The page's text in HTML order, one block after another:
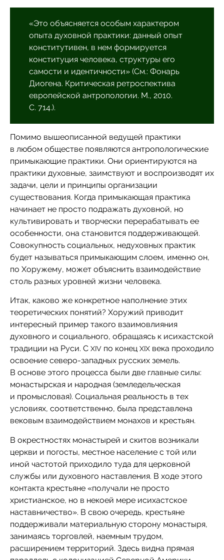
«Это объясняется особым характером
опыта духовной практики: данный опыт
конститутивен, в нем формируется
конституция человека, структуры его
самости и идентичности» (См.: Фонарь
Диогена. Критическая ретроспектива
европейской антропологии. М., 2010.
С. 714.).
Помимо вышеописанной ведущей практики
в любом обществе появляются антропологические
примыкающие практики. Они ориентируются на
практики духовные, заимствуют и воспроизводят их
задачи, цели и принципы организации
существования. Когда примыкающая практика
начинает не просто подражать духовной, но
культивировать и творчески перерабатывать ее
особенности, она становится поддерживающей.
Совокупность социальных, недуховных практик
будет называться примыкающим слоем, именно он,
по Хоружему, может объяснить взаимодействие
столь разных уровней жизни человека.
Итак, каково же конкретное наполнение этих
теоретических понятий? Хоружий приводит
интересный пример такого взаимовлияния
духовного и социального, обращаясь к исихастской
традиции на Руси. С XIV по конец XIX века проходило
освоение северо-западных русских земель.
В основе этого процесса были две главные силы:
монастырская и народная (земледельческая
и промысловая). Социальная реальность в тех
условиях, соответственно, была представлена
вековым взаимодействием монахов и крестьян.
В окрестностях монастырей и скитов возникали
церкви и погосты, местное население с той или
иной частотой приходило туда для церковной
службы или духовного наставления. В ходе этого
контакта крестьяне «получали не просто
христианское, но в некоей мере исихастское
наставничество». В свою очередь, крестьяне
поддерживали материальную сторону монастыря,
занимаясь торговлей, наемным трудом,
расширением территорий. Здесь видна прямая